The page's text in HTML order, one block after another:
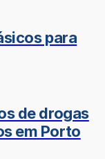
para
de drogas
em Porto